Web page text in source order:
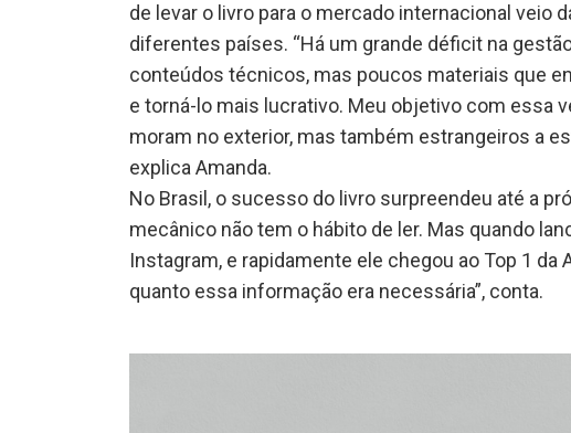
de levar o livro para o mercado internacional veio
diferentes países. “Há um grande déficit na
conteúdos técnicos, mas poucos materiais que
e torná-lo mais lucrativo. Meu objetivo com essa
moram no exterior, mas também estrangeiros a
explica Amanda.
No Brasil, o sucesso do livro surpreendeu até a
mecânico não tem o hábito de ler. Mas quando
Instagram, e rapidamente ele chegou ao Top 1 da
quanto essa informação era necessária”, conta.